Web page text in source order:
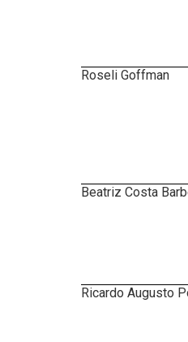
Roseli Goffman
Beatriz Costa
Ricardo Augusto